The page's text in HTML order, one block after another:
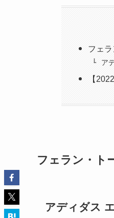
フェ
ア
【
フェラン・ト
アディダス